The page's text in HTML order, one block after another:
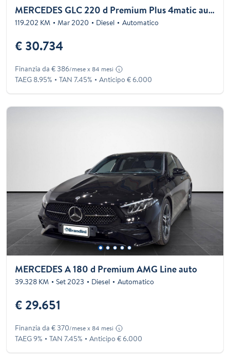
MERCEDES GLC 220 d Premium Plus 4matic auto
119.202 KM Mar 2020 Diesel Automatico
€ 30.734
Finanzia da € 386/mese x 84 mesi
TAEG 8.95% TAN 7.45% Anticipo € 6.000
MERCEDES A 180 d Premium AMG Line auto
39.328 KM Set 2023 Diesel Automatico
€ 29.651
Finanzia da € 370/mese x 84 mesi
TAEG 9% TAN 7.45% Anticipo € 6.000